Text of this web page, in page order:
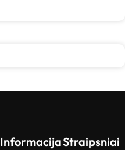
InformacijaStraipsniai